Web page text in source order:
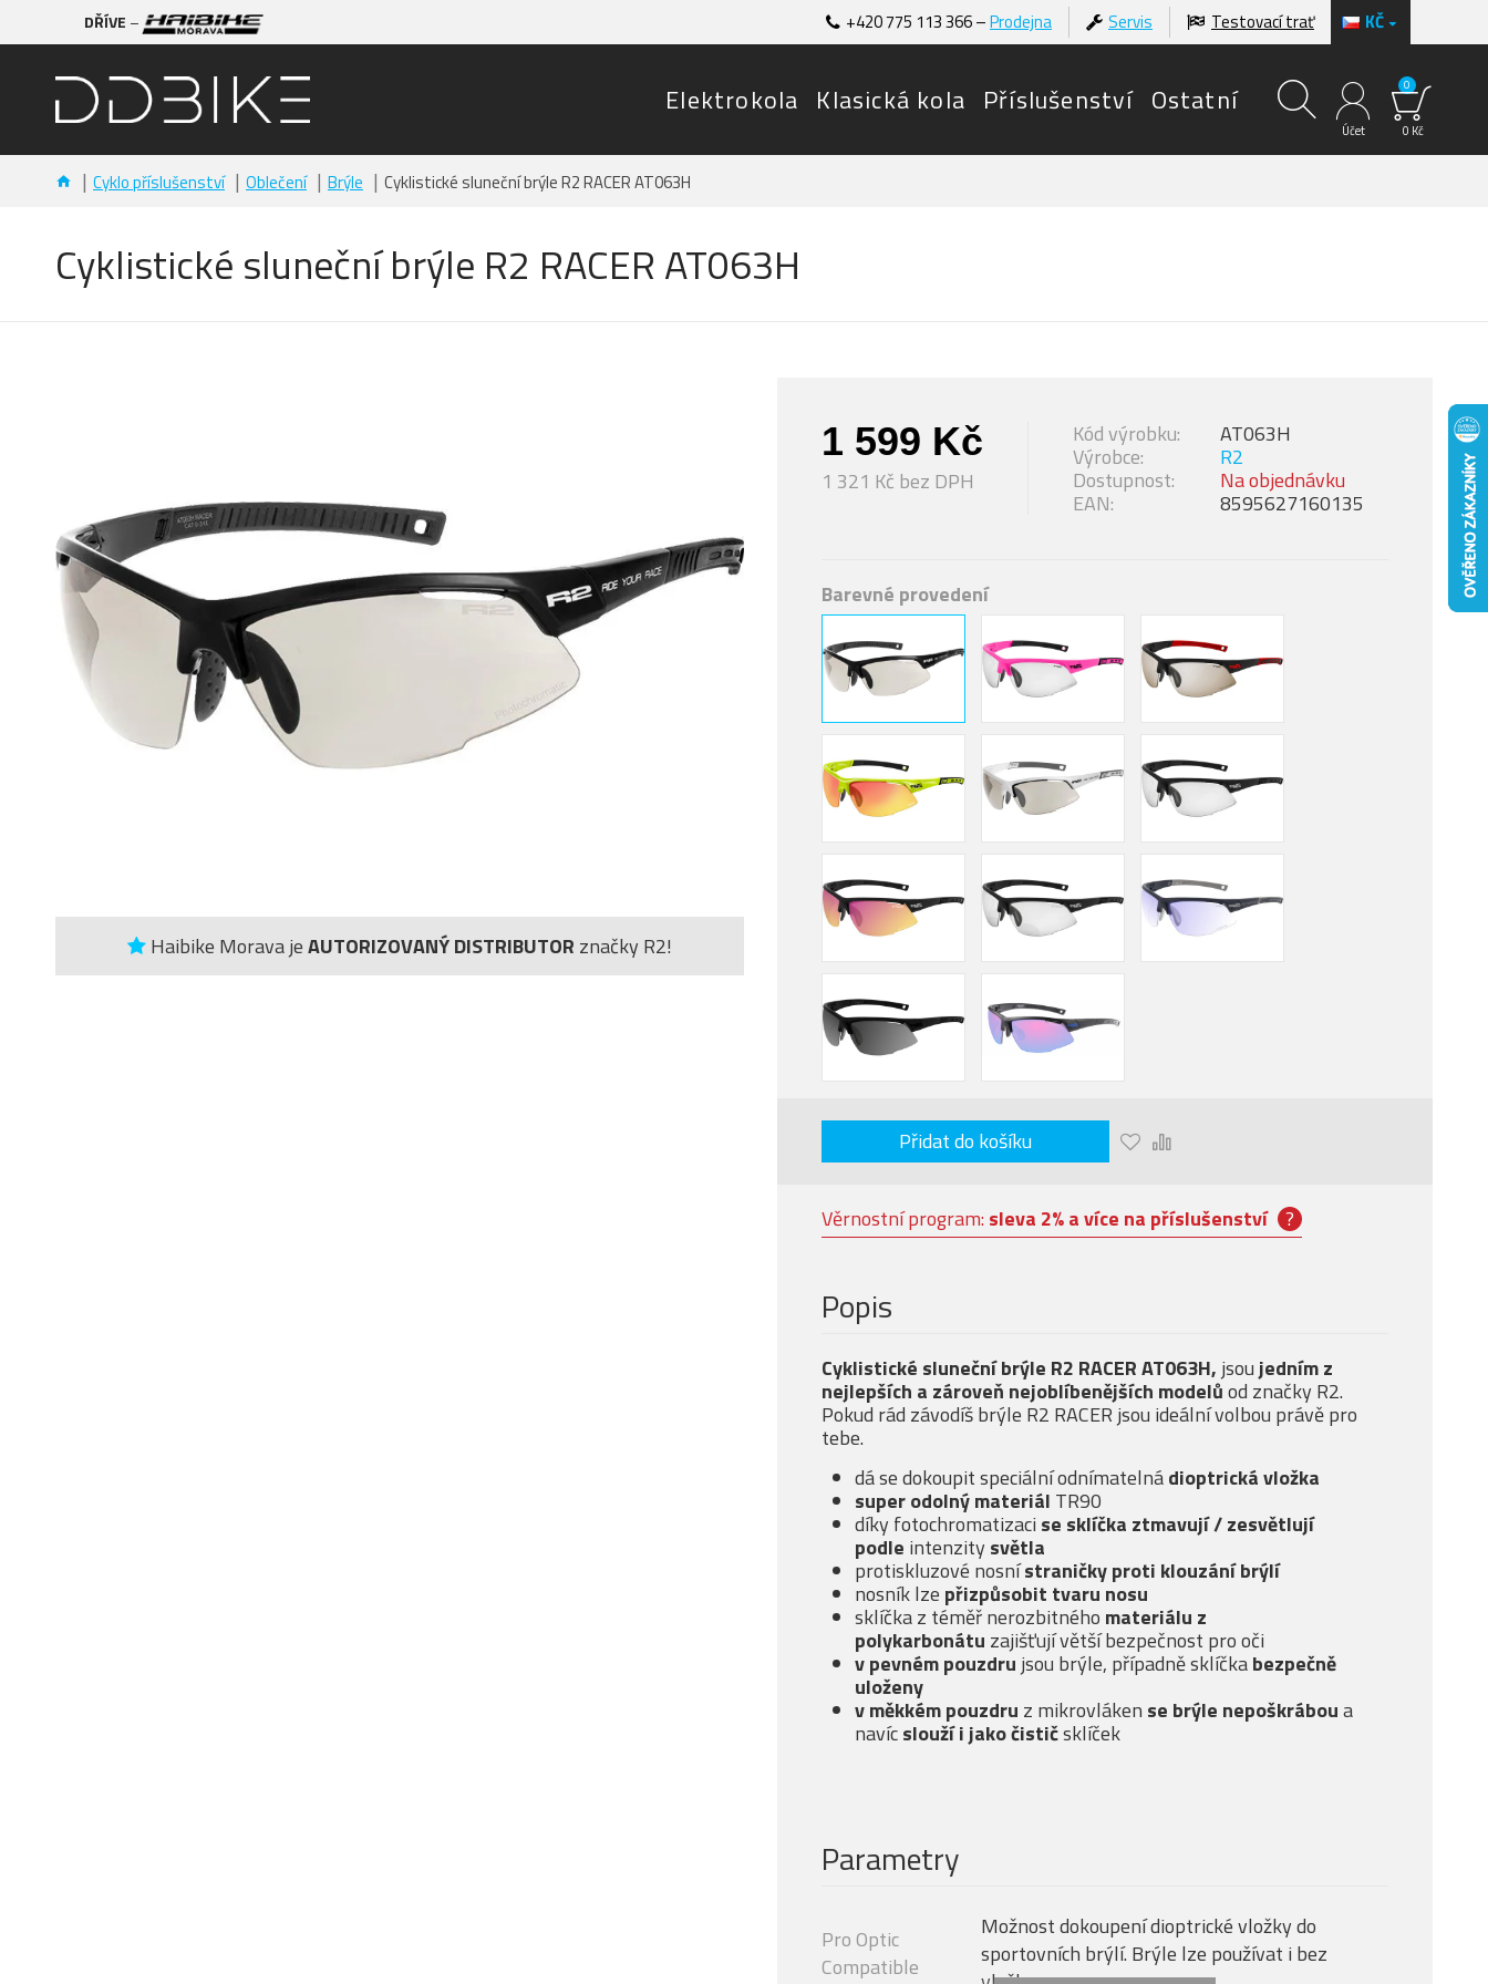
DŘÍVE – KČ
+420 775 113 366 –Prodejna Servis Testovací trať
Elektrokola Klasická kola Příslušenství Ostatní
Účet 0 Kč
0
Cyklo příslušenství Oblečení Brýle Cyklistické sluneční brýle R2 RACER AT063H
Cyklistické sluneční brýle R2 RACER AT063H
Haibike Morava jeAUTORIZOVANÝ DISTRIBUTOR značky R2!
1 599 Kč
1 321 Kč bez DPH Dostupnost: Na objednávku
Výrobce: R2
Kód výrobku: AT063H
EAN: 8595627160135
Barevné provedení
Přidat do košíku
Věrnostní program: sleva 2% a více na příslušenství ?
Popis
Cyklistické sluneční brýle R2 RACER AT063H, jsoujedním z
nejlepších a zároveň nejoblíbenějších modelůod značky R2.
Pokud rád závodíš brýle R2 RACER jsou ideální volbou právě pro
tebe.
dá se dokoupit speciální odnímatelnádioptrická vložka
super odolný materiál TR90
díky fotochromatizaci se sklíčka ztmavují / zesvětlují
podle intenzity světla
protiskluzové nosnístraničky proti klouzání brýlí
nosník lze přizpůsobit tvaru nosu
sklíčka z téměř nerozbitného materiálu z
polykarbonátu zajišťují větší bezpečnost pro oči
v pevném pouzdru jsou brýle, případně sklíčkabezpečně
uloženy
v měkkém pouzdru z mikrovláken se brýle nepoškráboua
navícslouží i jako čističsklíček
Parametry
Pro Optic
Compatible
Možnost dokoupení dioptrické vložky do
sportovních brýlí. Brýle lze používat i bez